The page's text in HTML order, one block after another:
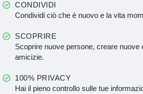
CONDIVIDI
Condividi ciò che è nuovo e la vita
SCOPRIRE
Scoprire nuove persone, creare nuove
amicizie.
100% PRIVACY
Hai il pieno controllo sulle tue